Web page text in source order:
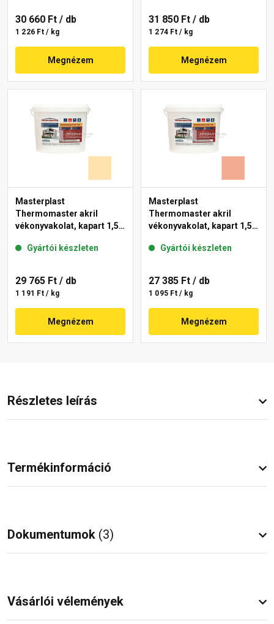
30 660 Ft / db
1 226 Ft / kg
Megnézem
31 850 Ft / db
1 274 Ft / kg
Megnézem
Masterplast
Thermomaster akril
vékonyvakolat, kapart 1,5
Gyártói készleten
29 765 Ft / db
1 191 Ft / kg
Megnézem
Masterplast
Thermomaster akril
vékonyvakolat, kapart 1,5
Gyártói készleten
27 385 Ft / db
1 095 Ft / kg
Megnézem
Részletes leírás
Termékinformáció
Dokumentumok (3)
Vásárlói vélemények